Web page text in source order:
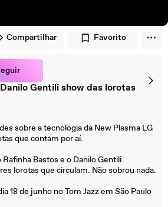
Compartilhar Favorito
Gentili show das lorotas
sobre a tecnologia da New Plasma LG
que contam por aí.
Bastos e o Danilo Gentili
lorotas que circulam. Não sobrou nada.
18 de junho no Tom Jazz em São Paulo